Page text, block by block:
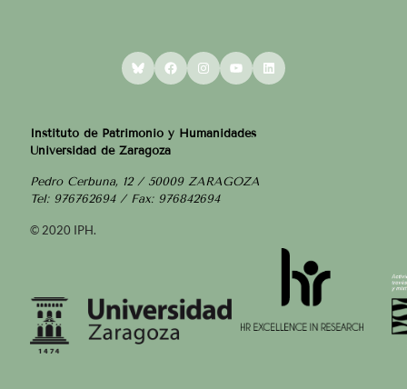
BlueskyFacebookInstagram
YouTubeLinkedIn
Instituto de Patrimonio y Humanidades
Universidad de Zaragoza
Pedro Cerbuna, 12 / 50009 ZARAGOZA
Tel: 976762694 / Fax: 976842694
© 2020 IPH.